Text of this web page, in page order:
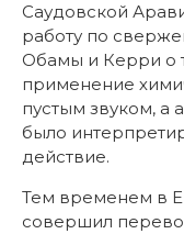
Саудовской
работу по
Обамы и Керри о
применение
пустым звуком, а
было
действие.
Тем временем в
совершил